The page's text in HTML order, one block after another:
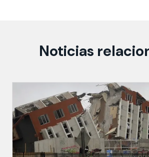
Noticias